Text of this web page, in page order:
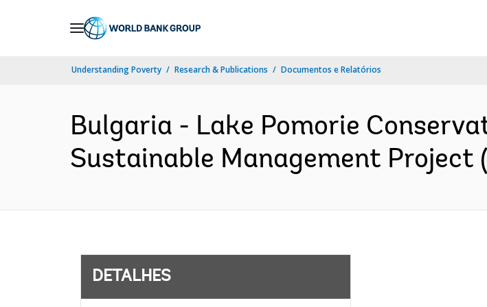
Understanding Poverty Research & Publications Documentos e Relatórios
Bulgaria - Lake Pomorie
Sustainable Management Project
DETALHES